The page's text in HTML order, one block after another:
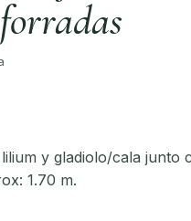
y gladiolo/cala junto
1.70 m.